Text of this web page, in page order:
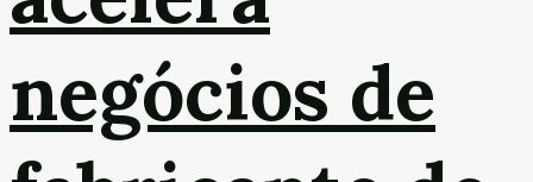
negócios de